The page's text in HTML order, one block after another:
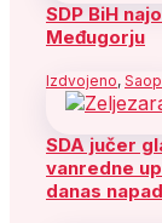
SDP BiH
Međugorju
Izdvojeno,
SDA jučer
vanredne
danas